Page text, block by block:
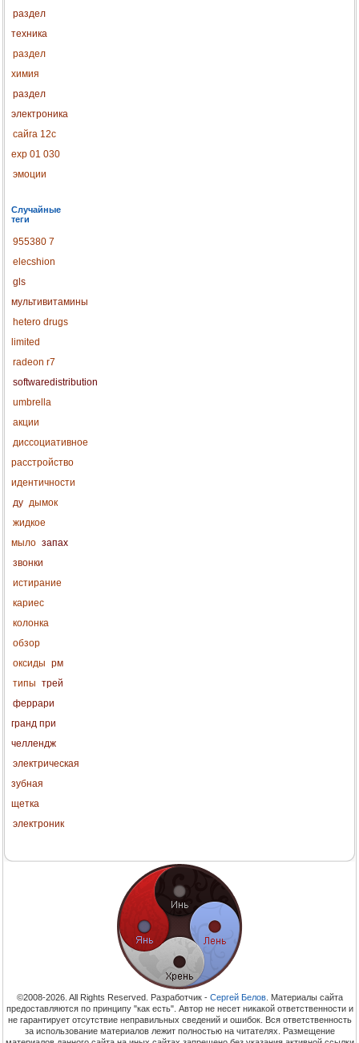
раздел
техника
раздел
химия
раздел
электроника
сайга 12с
exp 01 030
эмоции
Случайные
теги
955380 7
elecshion
gls
мультивитамины
hetero drugs
limited
radeon r7
softwaredistribution
umbrella
акции
диссоциативное
расстройство
идентичности
ду дымок
жидкое
мыло запах
звонки
истирание
кариес
колонка
обзор
оксиды рм
типы трей
феррари
гранд при
челлендж
электрическая
зубная
щетка
электроник
©2008-2026. All Rights Reserved. Разработчик - Сергей Белов. Материалы сайта
предоставляются по принципу "как есть". Автор не несет никакой ответственности и
не гарантирует отсутствие неправильных сведений и ошибок. Вся ответственность
за использование материалов лежит полностью на читателях. Размещение